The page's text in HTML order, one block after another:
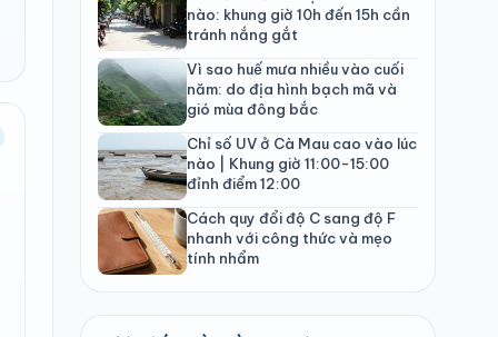
nào: khung giờ 10h đến 15h cần
tránh nắng gắt
Vì sao huế mưa nhiều vào cuối
năm: do địa hình bạch mã và
gió mùa đông bắc
Chỉ số UV ở Cà Mau cao vào lúc
nào | Khung giờ 11:00-15:00
đỉnh điểm 12:00
Cách quy đổi độ C sang độ F
nhanh với công thức và mẹo
tính nhẩm